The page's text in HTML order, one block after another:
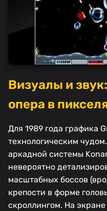
Визуалы и
опера в
Для 1989 года графика
технологическим
аркадной системы
невероятно
масштабных боссов
крепости в форме
скроллингом. На